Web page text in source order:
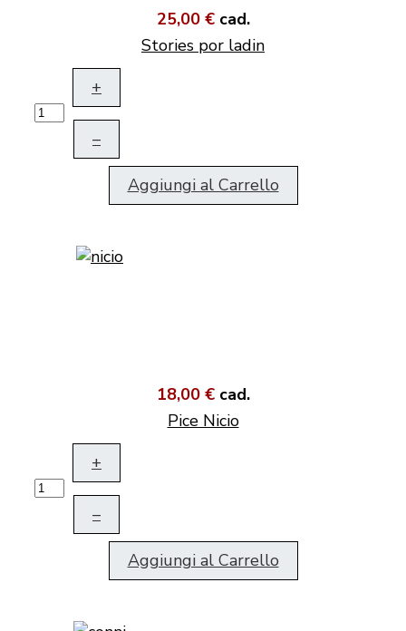
25,00 € cad.
Stories por ladin
+
–
Aggiungi al Carrello
18,00 € cad.
Pice Nicio
+
–
Aggiungi al Carrello